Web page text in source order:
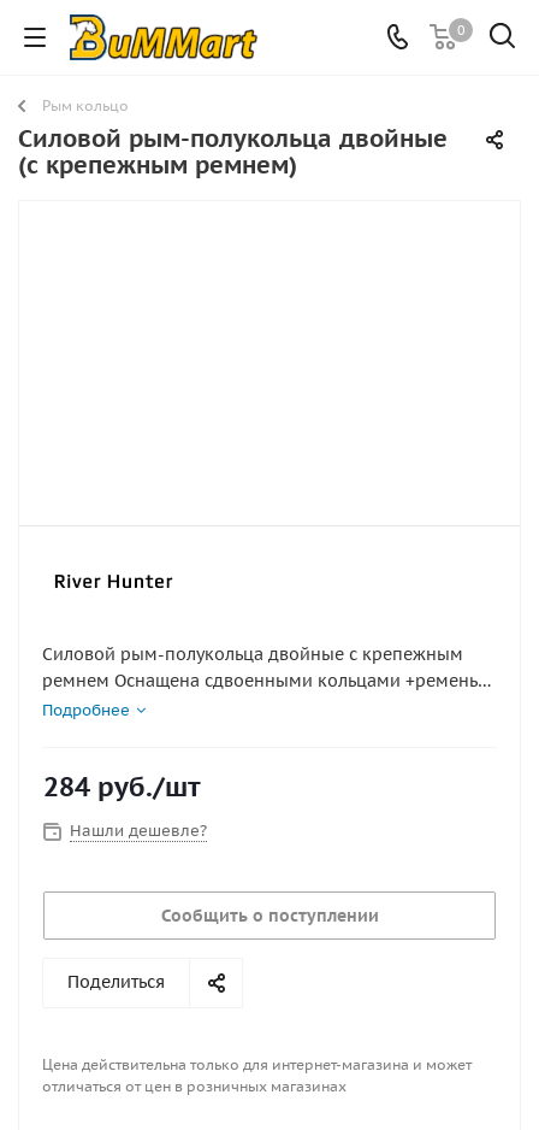
0
Рым кольцо
Силовой рым-полукольца двойные
(с крепежным ремнем)
Силовой рым-полукольца двойные с крепежным
ремнем Оснащена сдвоенными кольцами +ремень
для фиксации, позволяющими закрепить на борту,
дополнительное оборудование.
850г
подложка 14-16см
Подробнее
284 руб./шт
Нашли дешевле?
Сообщить о поступлении
Поделиться
Цена действительна только для интернет-магазина и может
отличаться от цен в розничных магазинах